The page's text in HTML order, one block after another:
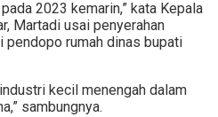
2023 kemarin,” kata Kepala
Martadi usai penyerahan
rumah dinas bupati
kecil menengah dalam
sambungnya.